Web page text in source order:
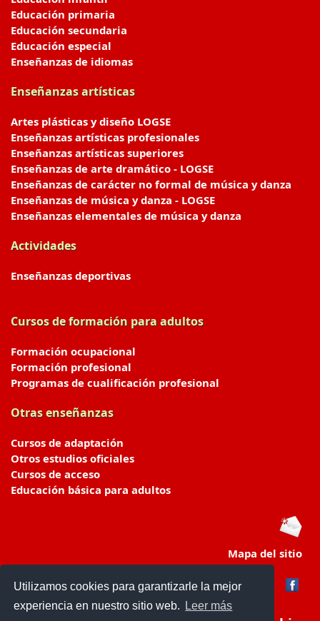
Utilizamos cookies para garantizarle la mejor
experiencia en nuestro sitio web.
Leer más
Educación primaria
Educación secundaria
Educación especial
Enseñanzas de idiomas
Enseñanzas artísticas
Artes plásticas y diseño LOGSE
Enseñanzas artísticas profesionales
Enseñanzas artísticas superiores
Enseñanzas de arte dramático - LOGSE
Enseñanzas de carácter no formal de música y danza
Enseñanzas de música y danza - LOGSE
Enseñanzas elementales de música y danza
Actividades
Enseñanzas deportivas
Cursos de formación para adultos
Formación ocupacional
Formación profesional
Programas de cualificación profesional
Otras enseñanzas
Cursos de adaptación
Otros estudios oficiales
Cursos de acceso
Educación básica para adultos
Mapa del sitio